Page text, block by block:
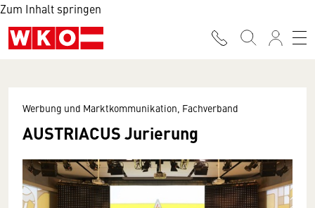
Zum Inhalt springen
Werbung und Marktkommunikation, Fachverband
AUSTRIACUS Jurierung